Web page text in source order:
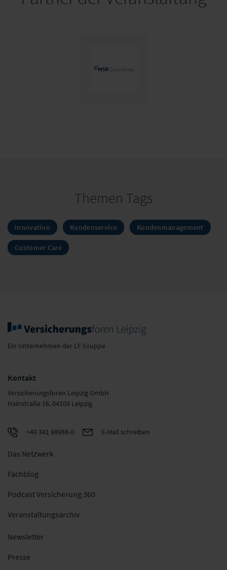
Themen Tags
Innovation Kundenservice Kundenmanagement
Customer Care
Ein Unternehmen der LF Gruppe
Kontakt
Versicherungsforen Leipzig GmbH
Hainstraße 16, 04109 Leipzig
+49 341 98988-0 E-Mail schreiben
Das Netzwerk
Fachblog
Podcast Versicherung 360
Veranstaltungsarchiv
Newsletter
Presse